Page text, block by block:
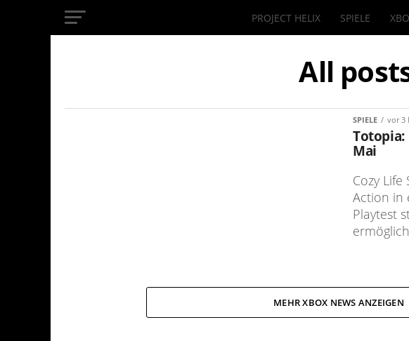
InsideXbox.de
PROJECT HELIX SPIELE
All
SPIELE vor 3
Totopia:
Mai
Cozy
Action in
Playtest
MEHR XBOX NEWS ANZEIGEN